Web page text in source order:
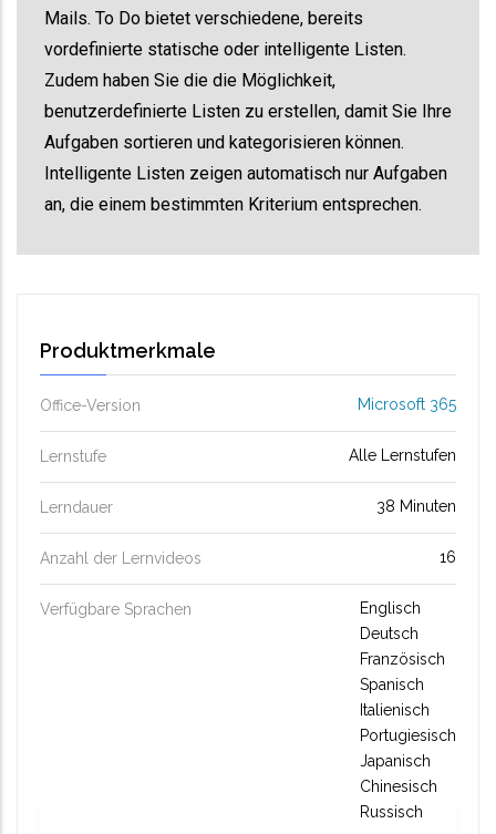
Mails. To Do bietet verschiedene, bereits
vordefinierte statische oder intelligente Listen.
Zudem haben Sie die die Möglichkeit,
benutzerdefinierte Listen zu erstellen, damit Sie Ihre
Aufgaben sortieren und kategorisieren können.
Intelligente Listen zeigen automatisch nur Aufgaben
an, die einem bestimmten Kriterium entsprechen.
Produktmerkmale
Office-Version Microsoft 365
Lernstufe Alle Lernstufen
Lerndauer 38 Minuten
Anzahl der Lernvideos 16
Verfügbare Sprachen
Englisch
Deutsch
Französisch
Spanisch
Italienisch
Portugiesisch
Japanisch
Chinesisch
Russisch